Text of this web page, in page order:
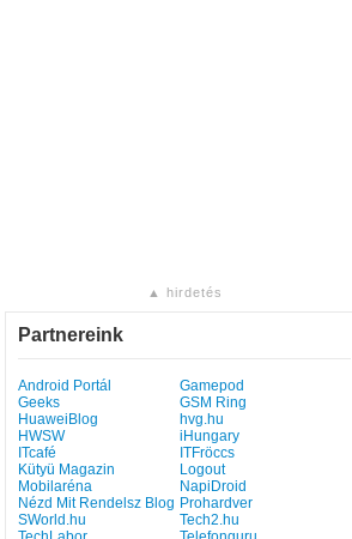
▲ hirdetés
Partnereink
Android Portál
Gamepod
Geeks
GSM Ring
HuaweiBlog
hvg.hu
HWSW
iHungary
ITcafé
ITFröccs
Kütyü Magazin
Logout
Mobilaréna
NapiDroid
Nézd Mit Rendelsz Blog Prohardver
SWorld.hu
Tech2.hu